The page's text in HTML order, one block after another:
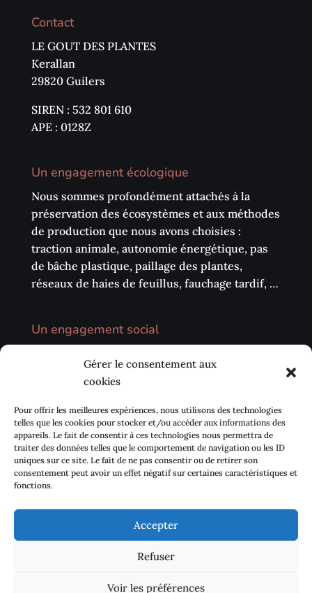
Gérer le consentement aux
cookies
Pour offrir les meilleures expériences, nous utilisons des technologies
telles que les cookies pour stocker et/ou accéder aux informations des
appareils. Le fait de consentir à ces technologies nous permettra de
traiter des données telles que le comportement de navigation ou les ID
uniques sur ce site. Le fait de ne pas consentir ou de retirer son
consentement peut avoir un effet négatif sur certaines caractéristiques et
fonctions.
Accepter
Refuser
Voir les préférences
Contact
LE GOUT DES PLANTES
Kerallan
29820 Guilers
SIREN : 532 801 610
APE : 0128Z
Un engagement écologique
Nous sommes profondément attachés à la
préservation des écosystèmes et aux méthodes
de production que nous avons choisies :
traction animale, autonomie énergétique, pas
de bâche plastique, paillage des plantes,
réseaux de haies de feuillus, fauchage tardif, …
Un engagement social
marchés, les circuits courts (AMAP, …) et notre
environnement local. Nous avons également à
cœur de développer des échanges avec les
centres sociaux de proximité pour sensibiliser
la population à se réapproprier Le goût des
plantes.
Contact
Mentions légales
Politique de cookies (UE)